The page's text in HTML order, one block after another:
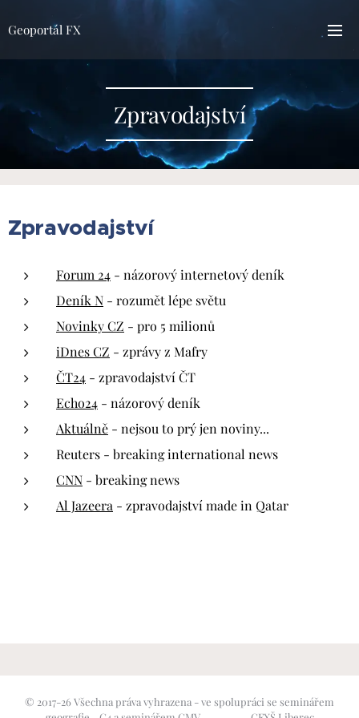
Geoportál FX
Zpravodajství
Zpravodajství
Forum 24 - názorový internetový deník
Deník N - rozumět lépe světu
Novinky CZ - pro 5 milionů
iDnes CZ - zprávy z Mafry
ČT24 - zpravodajství ČT
Echo24 - názorový deník
Aktuálně - nejsou to prý jen noviny...
Reuters - breaking international news
CNN - breaking news
Al Jazeera - zpravodajství made in Qatar
© 2017-26 Všechna práva vyhrazena - ve spolupráci se seminářem